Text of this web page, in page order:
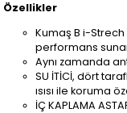
Özellikler
Kumaş B i-
performans
Aynı zamanda
SU İTİCİ, dört
ısısı ile koruma
İÇ KAPLAMA